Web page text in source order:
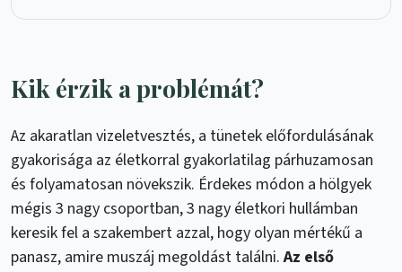
Kik érzik a problémát?
Az akaratlan vizeletvesztés, a tünetek előfordulásának
gyakorisága az életkorral gyakorlatilag párhuzamosan
és folyamatosan növekszik. Érdekes módon a hölgyek
mégis 3 nagy csoportban, 3 nagy életkori hullámban
keresik fel a szakembert azzal, hogy olyan mértékű a
panasz, amire muszáj megoldást találni.Az első